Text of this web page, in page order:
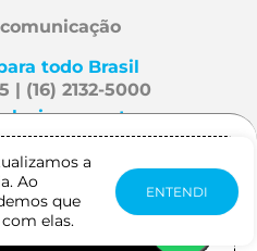
a
Ao
que
elas.
ENTENDI
notificação quando
disponível?
todo Brasil
| (16) 2132-5000